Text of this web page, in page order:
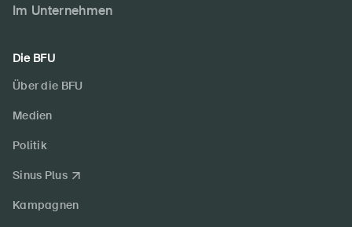
Im Unternehmen
Die BFU
Über die BFU
Medien
Politik
Sinus Plus
Kampagnen